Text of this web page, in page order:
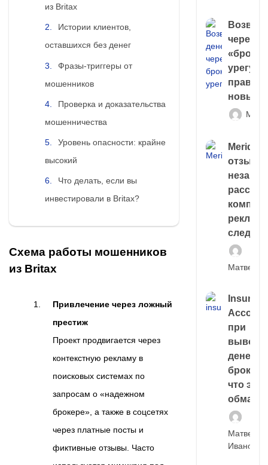
из Britax
Истории клиентов,
оставшихся без денег
Фразы-триггеры от
мошенников
Проверка и доказательства
мошенничества
Уровень опасности: крайне
высокий
Что делать, если вы
инвестировали в Britax?
Схема работы мошенников
из Britax
Привлечение через ложный
престиж
Проект продвигается через
контекстную рекламу в
поисковых системах по
запросам о «надежном
брокере», а также в соцсетях
через платные посты и
фиктивные отзывы. Часто
через
правда
новый
следа
Матвей
Account
при
выводе
денег у
что это,
обман?
Матвей
Иванов